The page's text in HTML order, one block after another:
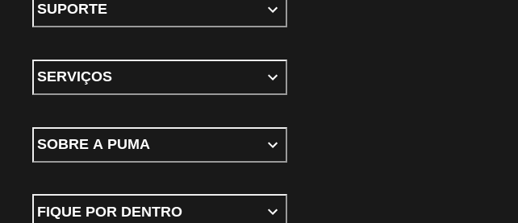
SUPORTE
SERVIÇOS
SOBRE A PUMA
FIQUE POR DENTRO